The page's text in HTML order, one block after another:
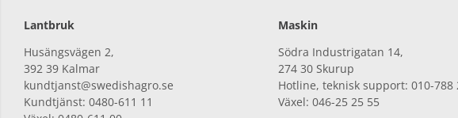
Lantbruk
Husängsvägen 2,
392 39 Kalmar
kundtjanst@swedishagro.se
Kundtjänst: 0480-611 11
Maskin
Södra Industrigatan 14,
274 30 Skurup
Hotline, teknisk support: 010-788
Växel: 046-25 25 55